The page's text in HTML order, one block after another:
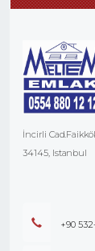
İncirli
34145, Istanbul
+90